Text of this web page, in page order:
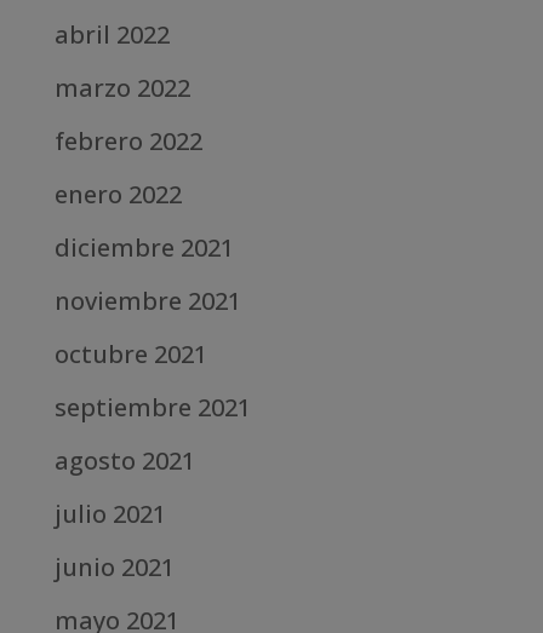
abril 2022
marzo 2022
febrero 2022
enero 2022
diciembre 2021
noviembre 2021
octubre 2021
septiembre 2021
agosto 2021
julio 2021
junio 2021
mayo 2021